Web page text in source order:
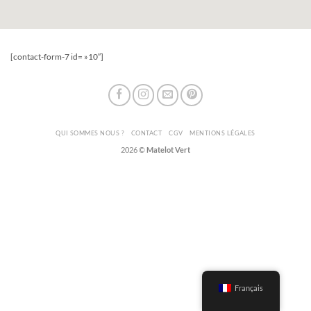
[contact-form-7 id= »10″]
QUI SOMMES NOUS ? CONTACT CGV MENTIONS LÉGALES
2026 ©Matelot Vert
Français